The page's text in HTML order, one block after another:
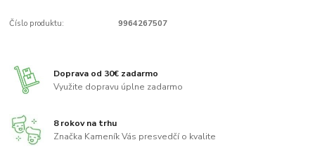
Číslo produktu: 9964267507
Doprava od 30€ zadarmo
Využite dopravu úplne zadarmo
8 rokov na trhu
Značka Kameník Vás presvedčí o kvalite